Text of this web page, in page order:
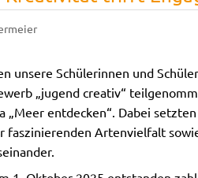
unsere Schülerinnen und
„jugend creativ“
„Meer entdecken“. Dabei
faszinierenden Artenvielfalt